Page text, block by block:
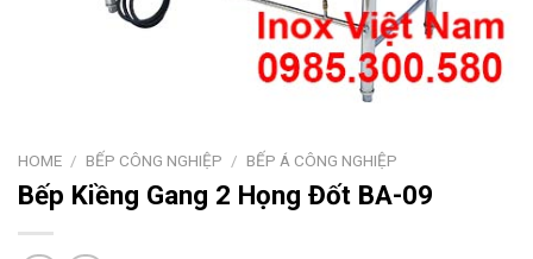
HOME / BẾP CÔNG NGHIỆP / BẾP Á CÔNG NGHIỆP
Bếp Kiềng Gang 2 Họng Đốt BA-09